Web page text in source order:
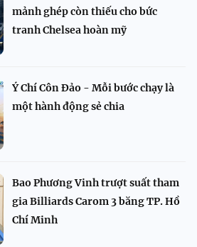
mảnh ghép còn thiếu cho bức
tranh Chelsea hoàn mỹ
Ý Chí Côn Đảo - Mỗi bước chạy là
một hành động sẻ chia
Bao Phương Vinh trượt suất tham
gia Billiards Carom 3 băng TP. Hồ
Chí Minh